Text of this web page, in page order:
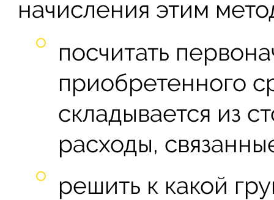
начисления этим
посчитать
приобретенного
складывается из
расходы,
решить к какой